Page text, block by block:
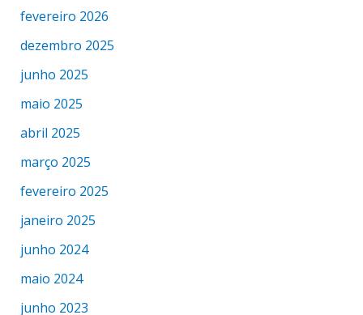
fevereiro 2026
dezembro 2025
junho 2025
maio 2025
abril 2025
março 2025
fevereiro 2025
janeiro 2025
junho 2024
maio 2024
junho 2023